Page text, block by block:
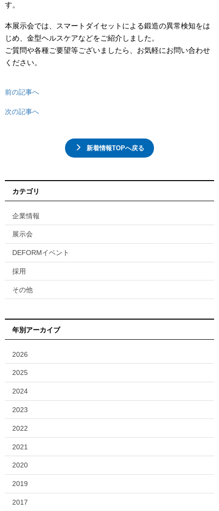
す。
本展示会では、スマートダイセットによる鍛造の異常検知をは
じめ、金型ヘルスケアなどをご紹介しました。
ご質問や各種ご要望等ございましたら、お気軽にお問い合わせ
ください。
前の記事へ
次の記事へ
新着情報TOPへ戻る
カテゴリ
企業情報
展示会
DEFORMイベント
採用
その他
年別アーカイブ
2026
2025
2024
2023
2022
2021
2020
2019
2017